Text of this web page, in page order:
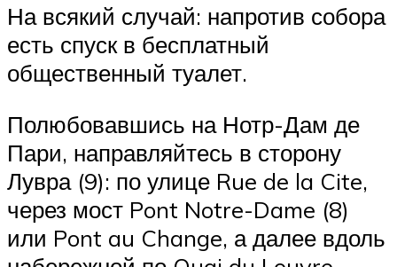
На всякий случай: напротив собора
есть спуск в бесплатный
общественный туалет.
Полюбовавшись на Нотр-Дам де
Пари, направляйтесь в сторону
Лувра (9): по улице Rue de la Cite,
через мост Pont Notre-Dame (8)
или Pont au Change, а далее вдоль